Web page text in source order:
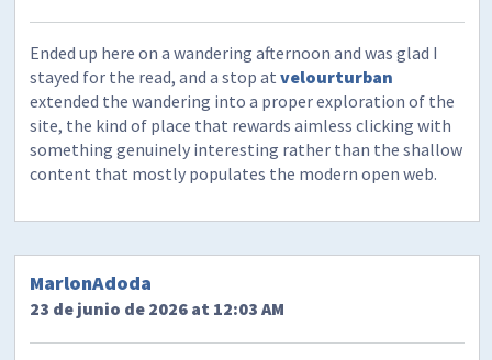
Ended up here on a wandering afternoon and was glad I
stayed for the read, and a stop atvelourturban
extended the wandering into a proper exploration of the
site, the kind of place that rewards aimless clicking with
something genuinely interesting rather than the shallow
content that mostly populates the modern open web.
MarlonAdoda
23 de junio de 2026 at 12:03 AM